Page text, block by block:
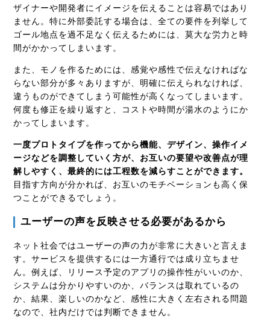
ザイナーや開発者にイメージを伝えることは容易ではあり
ません。特に外部委託する場合は、全ての要件を列挙して
ゴール地点を過不足なく伝えるためには、莫大な労力と時
間がかかってしまいます。
また、モノを作るためには、感覚や感性で伝えなければな
らない部分が多々ありますが、明確に伝えられなければ、
違うものができてしまう可能性が高くなってしまいます。
何度も修正を繰り返すと、コストや時間が湯水のようにか
かってしまいます。
一度プロトタイプを作ってから機能、デザイン、操作イメ
ージなどを調整していく方が、お互いの要望や改善点が理
解しやすく、最終的には工程数を減らすことができます。
目指す方向が分かれば、お互いのモチベーションも高く保
つことができるでしょう。
ユーザーの声を反映させる必要があるから
ネット社会ではユーザーの声の力が非常に大きいと言えま
す。サービスを提供するには一方通行では成り立ちませ
ん。例えば、リリース予定のアプリの操作性がいいのか、
システムは分かりやすいのか、バランスは取れているの
か、結果、楽しいのかなど、感性に大きく左右される問題
なので、社内だけでは判断できません。